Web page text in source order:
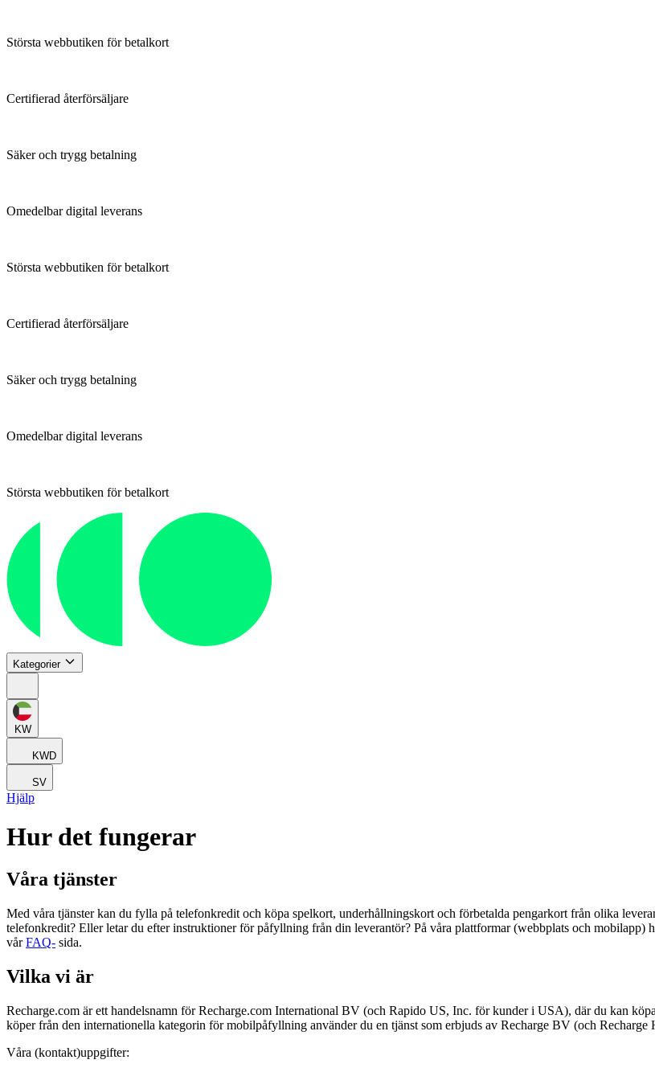
Största webbutiken för betalkort
Certifierad återförsäljare
Säker och trygg betalning
Omedelbar digital leverans
Största webbutiken för betalkort
Certifierad återförsäljare
Säker och trygg betalning
Omedelbar digital leverans
Största webbutiken för betalkort
Kategorier
KW
KWD
SV
Hjälp
Hur det fungerar
Våra tjänster
Med våra tjänster kan du fylla på telefonkredit och köpa spelkort, underhållningskort och förbetalda pengarkort från olika
telefonkredit? Eller letar du efter instruktioner för påfyllning från din leverantör? På våra plattformar (webbplats och
vårFAQ- sida.
Vilka vi är
Recharge.com är ett handelsnamn för Recharge.com International BV (och Rapido US, Inc. för kunder i USA), där du kan
köper från den internationella kategorin för mobilpåfyllning använder du en tjänst som erbjuds av Recharge BV (och
Våra (kontakt)uppgifter: